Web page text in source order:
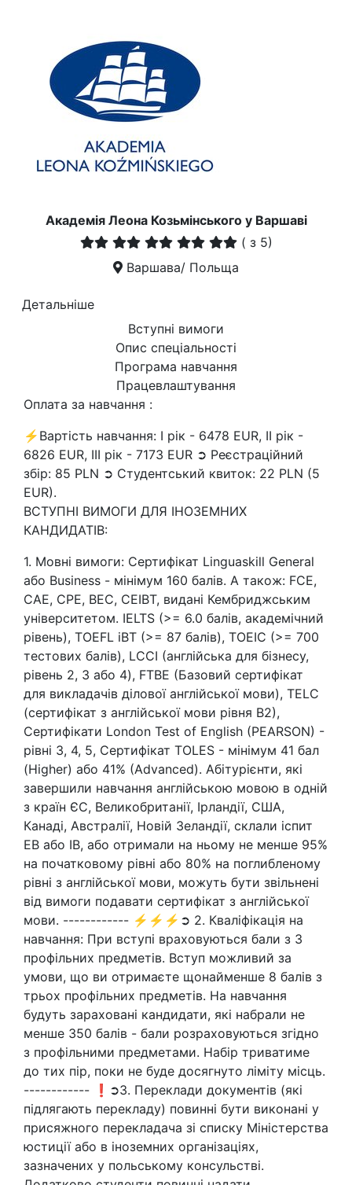
Академія Леона Козьмінського у Варшаві
( з 5)
Варшава/ Польща
Детальніше
Вступні вимоги
Опис спеціальності
Програма навчання
Працевлаштування
Оплата за навчання :
⚡Вартість навчання: I рік - 6478 EUR, II рік -
6826 EUR, III рік - 7173 EUR ➲ Реєстраційний
збір: 85 PLN ➲ Студентський квиток: 22 PLN (5
EUR).
ВСТУПНІ ВИМОГИ ДЛЯ ІНОЗЕМНИХ
КАНДИДАТІВ:
1. Мовні вимоги: Сертифікат Linguaskill General
або Business - мінімум 160 балів. А також: FCE,
CAE, CPE, BEC, CEIBT, видані Кембриджським
університетом. IELTS (>= 6.0 балів, академічний
рівень), TOEFL iBT (>= 87 балів), TOEIC (>= 700
тестових балів), LCCI (англійська для бізнесу,
рівень 2, 3 або 4), FTBE (Базовий сертифікат
для викладачів ділової англійської мови), TELC
(сертифікат з англійської мови рівня B2),
Сертифікати London Test of English (PEARSON) -
рівні 3, 4, 5, Сертифікат TOLES - мінімум 41 бал
(Higher) або 41% (Advanced). Абітурієнти, які
завершили навчання англійською мовою в одній
з країн ЄС, Великобританії, Ірландії, США,
Канаді, Австралії, Новій Зеландії, склали іспит
EB або IB, або отримали на ньому не менше 95%
на початковому рівні або 80% на поглибленому
рівні з англійської мови, можуть бути звільнені
від вимоги подавати сертифікат з англійської
мови. ------------ ⚡⚡⚡➲ 2. Кваліфікація на
навчання: При вступі враховуються бали з 3
профільних предметів. Вступ можливий за
умови, що ви отримаєте щонайменше 8 балів з
трьох профільних предметів. На навчання
будуть зараховані кандидати, які набрали не
менше 350 балів - бали розраховуються згідно
з профільними предметами. Набір триватиме
до тих пір, поки не буде досягнуто ліміту місць.
------------ ❗➲3. Переклади документів (які
підлягають перекладу) повинні бути виконані у
присяжного перекладача зі списку Міністерства
юстиції або в іноземних організаціях,
зазначених у польському консульстві.